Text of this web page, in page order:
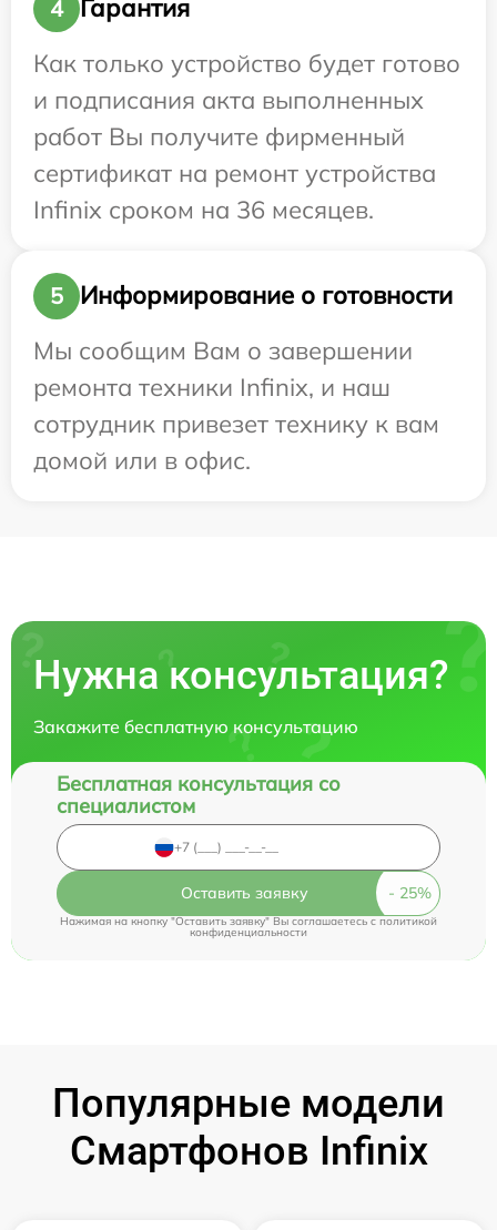
4
Гарантия
Как только устройство будет готово
и подписания акта выполненных
работ Вы получите фирменный
сертификат на ремонт устройства
Infinix сроком на 36 месяцев.
5
Информирование о готовности
Мы сообщим Вам о завершении
ремонта техники Infinix, и наш
сотрудник привезет технику к вам
домой или в офис.
Нужна консультация?
Закажите бесплатную консультацию
Бесплатная консультация со
специалистом
Оставить заявку
Нажимая на кнопку "Оставить заявку" Вы соглашаетесь cполитикой
конфиденциальности
Популярные модели
Смартфонов Infinix